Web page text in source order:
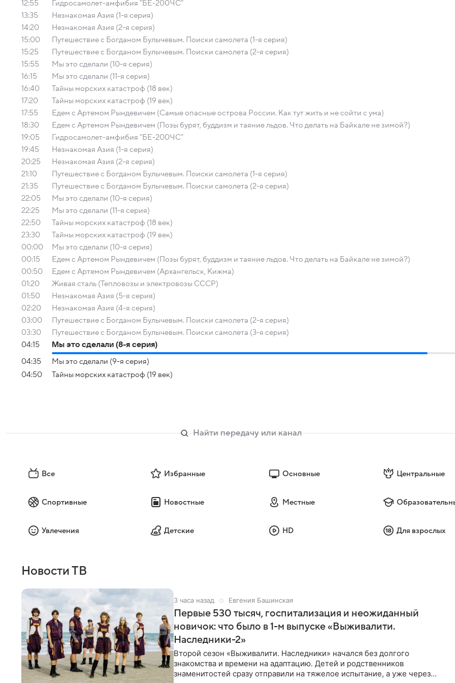
12:55
Гидросамолет-амфибия "БЕ-200ЧС"
13:35
Незнакомая Азия (1-я серия)
14:20
Незнакомая Азия (2-я серия)
15:00
Путешествие с Богданом Булычевым. Поиски самолета (1-я серия)
15:25
Путешествие с Богданом Булычевым. Поиски самолета (2-я серия)
15:55
Мы это сделали (10-я серия)
16:15
Мы это сделали (11-я серия)
16:40
Тайны морских катастроф (18 век)
17:20
Тайны морских катастроф (19 век)
17:55
Едем с Артемом Рындевичем (Самые опасные острова России. Как тут жить и не сойти с ума)
18:30
Едем с Артемом Рындевичем (Позы бурят, буддизм и таяние льдов. Что делать на Байкале не зимой?)
19:05
Гидросамолет-амфибия "БЕ-200ЧС"
19:45
Незнакомая Азия (1-я серия)
20:25
Незнакомая Азия (2-я серия)
21:10
Путешествие с Богданом Булычевым. Поиски самолета (1-я серия)
21:35
Путешествие с Богданом Булычевым. Поиски самолета (2-я серия)
22:05
Мы это сделали (10-я серия)
22:25
Мы это сделали (11-я серия)
22:50
Тайны морских катастроф (18 век)
23:30
Тайны морских катастроф (19 век)
00:00
Мы это сделали (10-я серия)
00:15
Едем с Артемом Рындевичем (Позы бурят, буддизм и таяние льдов. Что делать на Байкале не зимой?)
00:50
Едем с Артемом Рындевичем (Архангельск, Кижма)
01:20
Живая сталь (Тепловозы и электровозы СССР)
01:50
Незнакомая Азия (5-я серия)
02:20
Незнакомая Азия (4-я серия)
03:00
Путешествие с Богданом Булычевым. Поиски самолета (2-я серия)
03:30
Путешествие с Богданом Булычевым. Поиски самолета (3-я серия)
04:15
Мы это сделали (8-я серия)
04:35
Мы это сделали (9-я серия)
04:50
Тайны морских катастроф (19 век)
Все Избранные Основные Центральные
Спортивные Новостные Местные
Увлечения Детские HD Для взрослых
Новости ТВ
3 часа назад Евгения Башинская
Первые 530 тысяч, госпитализация и неожиданный
новичок: что было в 1-м выпуске «Выживалити.
Наследники-2»
Второй сезон «Выживалити. Наследники» начался без долгого
знакомства и времени на адаптацию. Детей и родственников
знаменитостей сразу отправили на тяжелое испытание, а уже через